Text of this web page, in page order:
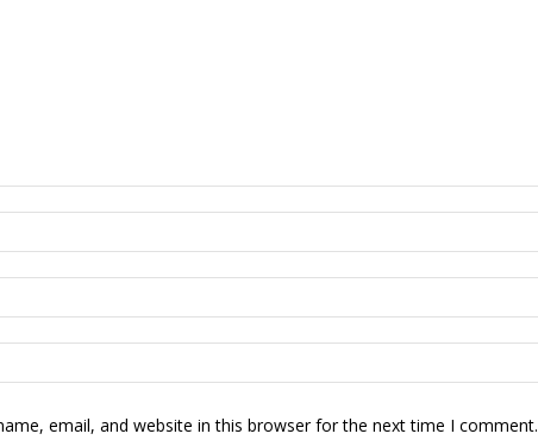
email, and website in this browser for the next time I comment.